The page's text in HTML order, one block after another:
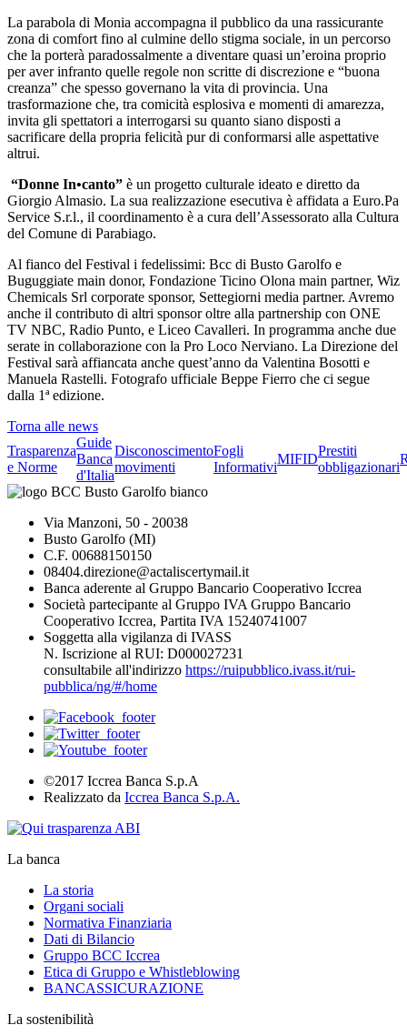
La parabola di Monia accompagna il pubblico da una rassicurante
zona di comfort fino al culmine dello stigma sociale, in un percorso
che la porterà paradossalmente a diventare quasi un’eroina proprio
per aver infranto quelle regole non scritte di discrezione e “buona
creanza” che spesso governano la vita di provincia. Una
trasformazione che, tra comicità esplosiva e momenti di amarezza,
invita gli spettatori a interrogarsi su quanto siano disposti a
sacrificare della propria felicità pur di conformarsi alle aspettative
altrui.
“Donne In•canto” è un progetto culturale ideato e diretto da
Giorgio Almasio. La sua realizzazione esecutiva è affidata a Euro.Pa
Service S.r.l., il coordinamento è a cura dell’Assessorato alla Cultura
del Comune di Parabiago.
Al fianco del Festival i fedelissimi: Bcc di Busto Garolfo e
Buguggiate main donor, Fondazione Ticino Olona main partner, Wiz
Chemicals Srl corporate sponsor, Settegiorni media partner. Avremo
anche il contributo di altri sponsor oltre alla partnership con ONE
TV NBC, Radio Punto, e Liceo Cavalleri. In programma anche due
serate in collaborazione con la Pro Loco Nerviano. La Direzione del
Festival sarà affiancata anche quest’anno da Valentina Bosotti e
Manuela Rastelli. Fotografo ufficiale Beppe Fierro che ci segue
dalla 1ª edizione.
Torna alle news
Trasparenza
e Norme
Guide
Banca
d'Italia
Disconoscimento
movimenti
Fogli
Informativi
MIFID
Prestiti
obbligazionari
Via Manzoni, 50 - 20038
Busto Garolfo (MI)
C.F. 00688150150
08404.direzione@actaliscertymail.it
Banca aderente al Gruppo Bancario Cooperativo Iccrea
Società partecipante al Gruppo IVA Gruppo Bancario
Cooperativo Iccrea, Partita IVA 15240741007
Soggetta alla vigilanza di IVASS
N. Iscrizione al RUI: D000027231
consultabile all'indirizzo https://ruipubblico.ivass.it/rui-
pubblica/ng/#/home
©2017 Iccrea Banca S.p.A
Realizzato da Iccrea Banca S.p.A.
La banca
La storia
Organi sociali
Normativa Finanziaria
Dati di Bilancio
Gruppo BCC Iccrea
Etica di Gruppo e Whistleblowing
BANCASSICURAZIONE
La sostenibilità